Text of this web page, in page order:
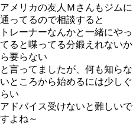
アメリカの友人Ｍさんもジムに
通ってるので相談すると
トレーナーなんかと一緒にやっ
てると喋ってる分鍛えれないか
ら要らない
と言ってましたが、何も知らな
いところから始めるには少しぐ
らい
アドバイス受けないと難しいで
すよね～